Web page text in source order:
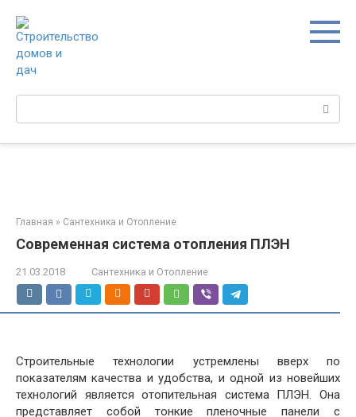
контенту
Главная » Сантехника и Отопление
Современная система отопления ПЛЭН
21.03.2018 Сантехника и Отопление
Строительные технологии устремлены вверх по
показателям качества и удобства, и одной из новейших
технологий является отопительная система ПЛЭН. Она
представляет собой тонкие пленочные панели с